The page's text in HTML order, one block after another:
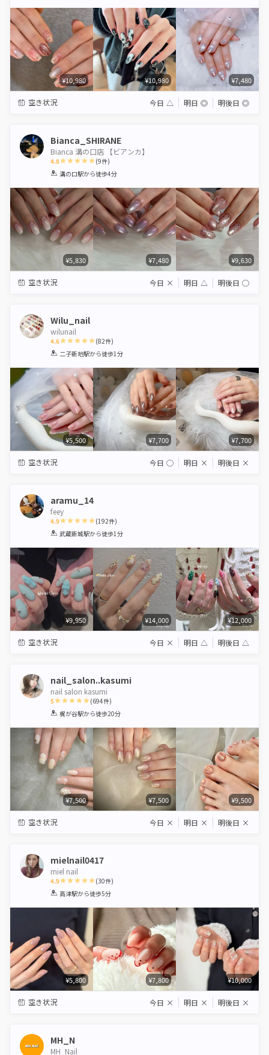
¥10,980 ¥10,980 ¥7,480
空き状況 今日 △ 明日 ◎ 明後日 ◎
Bianca_SHIRANE
Bianca 溝の口店 【ビアンカ】
4.8
1 2 3 4 5
(9件)
溝の口駅から徒歩4分
¥5,830 ¥7,480 ¥9,630
空き状況 今日 × 明日 △ 明後日 ◯
Wilu_nail
wilunail
4.6
1 2 3 4 5
(82件)
二子新地駅から徒歩1分
¥5,500 ¥7,700 ¥7,700
空き状況 今日 ◯ 明日 × 明後日 ×
aramu_14
feey
4.9
1 2 3 4 5
(192件)
武蔵新城駅から徒歩1分
¥9,950 ¥14,000 ¥12,000
空き状況 今日 × 明日 △ 明後日 △
nail_salon..kasumi
nail salon kasumi
5
1 2 3 4 5
(694件)
梶が谷駅から徒歩20分
¥7,500 ¥7,500 ¥9,500
空き状況 今日 × 明日 × 明後日 ×
mielnail0417
miel nail
4.9
1 2 3 4 5
(30件)
高津駅から徒歩5分
¥5,800 ¥7,800 ¥10,000
空き状況 今日 × 明日 × 明後日 ×
MH_N
MH_Nail